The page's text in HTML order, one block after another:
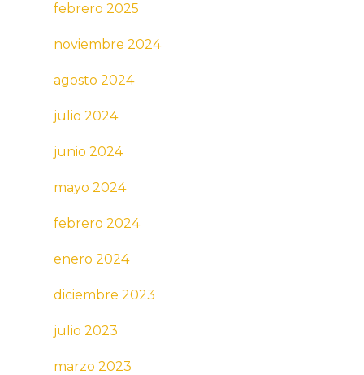
febrero 2025
noviembre 2024
agosto 2024
julio 2024
junio 2024
mayo 2024
febrero 2024
enero 2024
diciembre 2023
julio 2023
marzo 2023